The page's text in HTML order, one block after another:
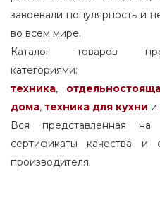
завоевали популярность и
во всем мире.
Каталог товаров
техника,
дома, техника для кухни и
Вся представленная
сертификаты качества и
производителя.